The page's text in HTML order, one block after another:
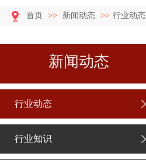
首页 >> 新闻动态 >> 行业动态
新闻动态
行业动态
行业知识